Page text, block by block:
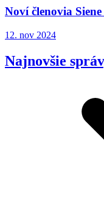
Noví členovia
12. nov 2024
Najnovšie